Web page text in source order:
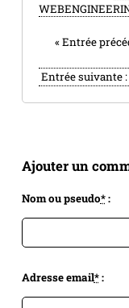
«Entrée
Entrée suivante :
Ajouter un
Nom ou pseudo*:
Adresse email*: